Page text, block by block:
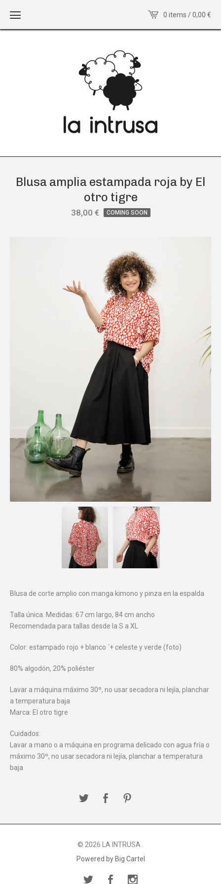
0 items / 0,00 €
Blusa amplia estampada roja by El
otro tigre
38,00 € COMING SOON
Blusa de corte amplio con manga kimono y pinza en la espalda
Talla única. Medidas: 67 cm largo, 84 cm ancho
Recomendada para tallas desde la S a XL
Color: estampado rojo + blanco ´+ celeste y verde (foto)
80% algodón, 20% poliéster
Lavar a máquina máximo 30º, no usar secadora ni lejía, planchar
a temperatura baja
Marca: El otro tigre
Cuidados:
Lavar a mano o a máquina en programa delicado con agua fría o
máximo 30º, no usar secadora ni lejía, planchar a temperatura
baja
© 2026 LA INTRUSA .
Powered by Big Cartel